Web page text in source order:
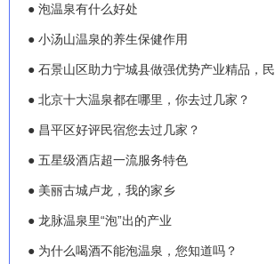
● 泡温泉有什么好处
● 小汤山温泉的养生保健作用
● 石景山区助力宁城县做强优势产业精品，民
● 北京十大温泉都在哪里，你去过几家？
● 昌平区好评民宿您去过几家？
● 五星级酒店超一流服务特色
● 美丽古城卢龙，我的家乡
● 龙脉温泉里“泡”出的产业
● 为什么喝酒不能泡温泉，您知道吗？